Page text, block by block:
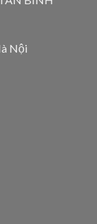
Nội